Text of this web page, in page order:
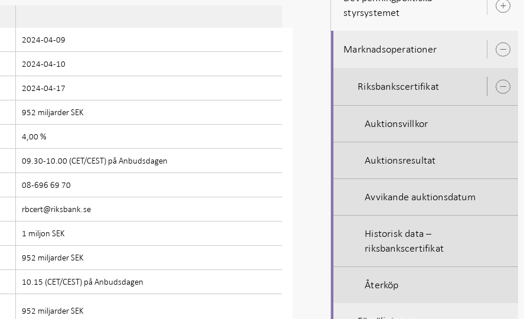
2024-04-09
2024-04-10
2024-04-17
952 miljarder SEK
4,00 %
09.30-10.00 (CET/CEST) på Anbudsdagen
08-696 69 70
rbcert@riksbank.se
1 miljon SEK
952 miljarder SEK
10.15 (CET/CEST) på Anbudsdagen
952 miljarder SEK
styrsystemet
Marknadsoperationer
Riksbankscertifikat
Auktionsvillkor
Auktionsresultat
Avvikande auktionsdatum
Historisk data –
riksbankscertifikat
Återköp